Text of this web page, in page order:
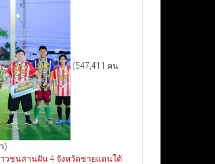
(547,411 คน
)
วชนสานฝัน 4 จังหวัดชายแดนใต้